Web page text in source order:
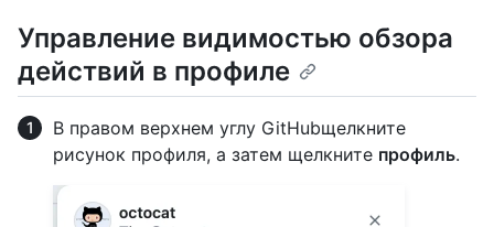
Управление видимостью обзора
действий в профиле
В правом верхнем углу GitHubщелкните
рисунок профиля, а затем щелкните профиль.